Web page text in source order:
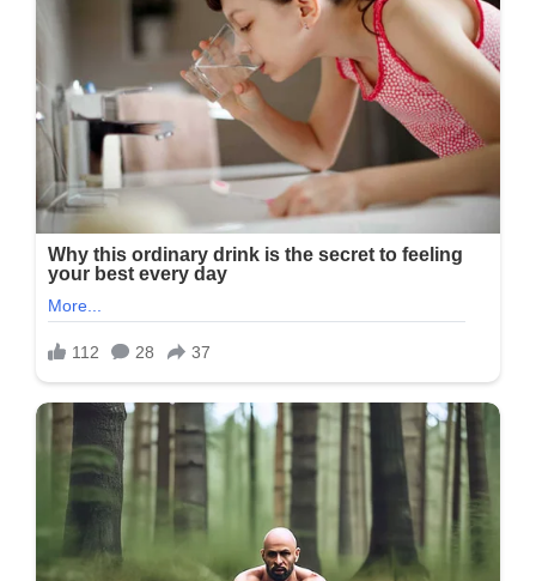
ઊછળી
પડી,
આલિયા
ભટ્ટની
લાડલીનો
ક્યૂટ
વાયરલ…